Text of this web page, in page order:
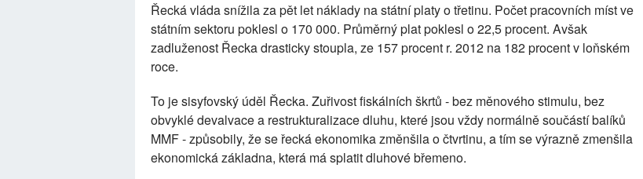
Řecká vláda snížila za pět let náklady na státní platy o třetinu. Počet pracovních míst ve
státním sektoru poklesl o 170 000. Průměrný plat poklesl o 22,5 procent. Avšak
zadluženost Řecka drasticky stoupla, ze 157 procent r. 2012 na 182 procent v loňském
roce.
To je sisyfovský úděl Řecka. Zuřivost fiskálních škrtů - bez měnového stimulu, bez
obvyklé devalvace a restrukturalizace dluhu, které jsou vždy normálně součástí balíků
MMF - způsobily, že se řecká ekonomika změnšila o čtvrtinu, a tím se výrazně zmenšila
ekonomická základna, která má splatit dluhové břemeno.